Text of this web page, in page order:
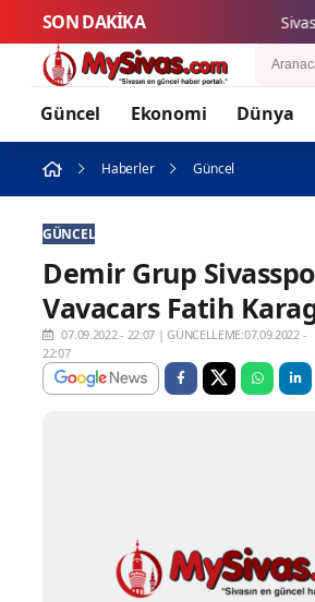
SON DAKİKA
Güncel Ekonomi Dünya
Haberler Güncel
GÜNCEL
Demir Grup
Vavacars Fatih
07.09.2022 - 22:07 |GÜNCELLEME:07.09.2022 -
22:07